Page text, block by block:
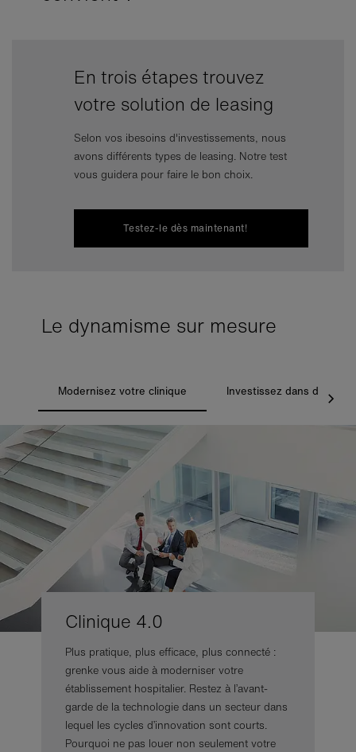
En trois étapes trouvez
votre solution de leasing
Selon vos ibesoins d'investissements, nous
avons différents types de leasing. Notre test
vous guidera pour faire le bon choix.
Testez-le dès maintenant!
Le dynamisme sur mesure
Modernisez votre clinique Investissez dans de
Clinique 4.0
Plus pratique, plus efficace, plus connecté :
grenke vous aide à moderniser votre
établissement hospitalier. Restez à l’avant-
garde de la technologie dans un secteur dans
lequel les cycles d’innovation sont courts.
Pourquoi ne pas louer non seulement votre